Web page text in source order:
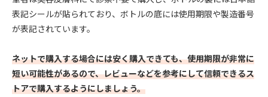
表記シールが貼られており、ボトルの底には使用期限や製造番号
が表記されています。
ネットで購入する場合には安く購入できても、使用期限が非常に
短い可能性があるので、レビューなどを参考にして信頼できるス
トアで購入するようにしましょう。